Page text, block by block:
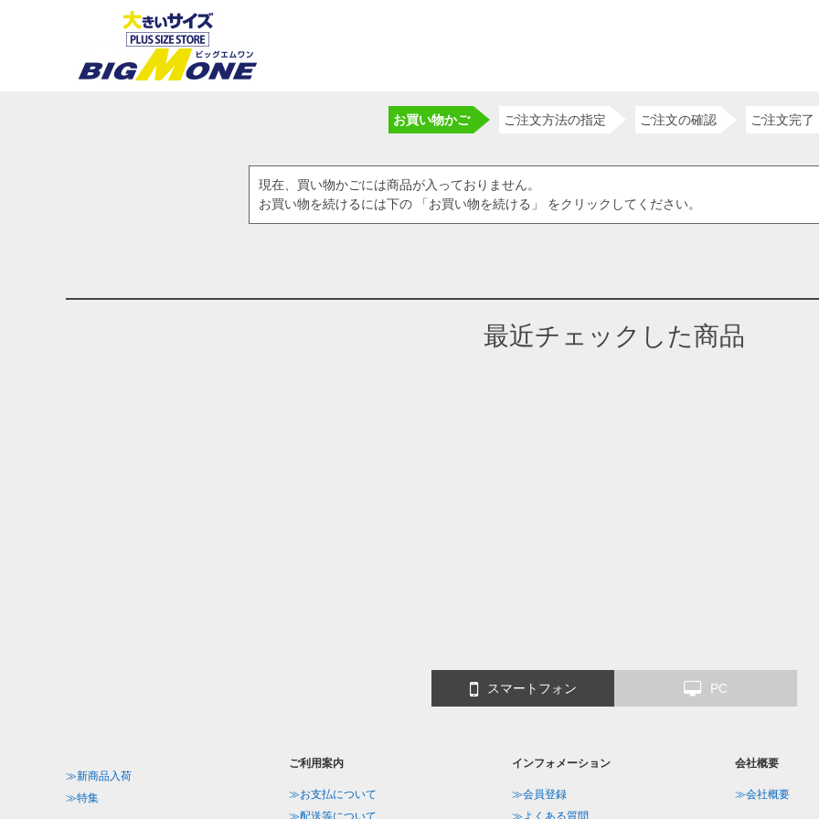
お買い物かご ご注文方法の指定 ご注文の確認 ご注文完了
現在、買い物かごには商品が入っておりません。
お買い物を続けるには下の 「お買い物を続ける」 をクリックしてください。
最近チェックした商品
スマートフォン PC
≫新商品入荷
≫特集
ご利用案内
≫お支払について
≫配送等について
インフォメーション
≫会員登録
≫よくある質問
会社概要
≫会社概要